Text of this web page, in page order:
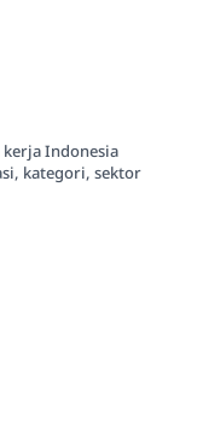
Indonesia
kategori, sektor